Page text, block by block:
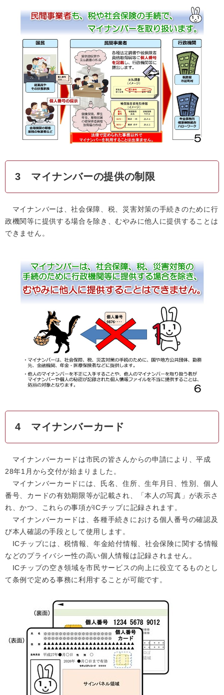
3 マイナンバーの提供の制限
マイナンバーは、社会保障、税、災害対策の手続きのために行
政機関等に提供する場合を除き、むやみに他人に提供することは
できません。
4 マイナンバーカード
マイナンバーカードは市民の皆さんからの申請により、平成
28年1月から交付が始まりました。
マイナンバーカードには、氏名、住所、生年月日、性別、個人
番号、カードの有効期限等が記載され、「本人の写真」が表示さ
れ、かつ、これらの事項がICチップに記録されます。
マイナンバーカードは、各種手続きにおける個人番号の確認及
び本人確認の手段として使用します。
ICチップには、税情報、年金給付情報、社会保険に関する情報
などのプライバシー性の高い個人情報は記録されません。
ICチップの空き領域を市民サービスの向上に役立てるものとし
て条例で定める事務に利用することが可能です。